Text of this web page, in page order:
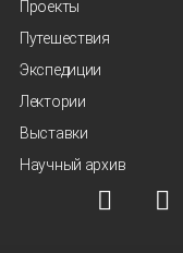
Проекты
Путешествия
Экспедиции
Лектории
Выставки
Научный архив